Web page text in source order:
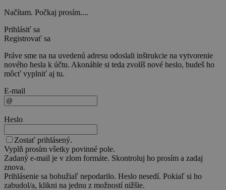
Načítam. Počkaj prosím....
Prihlásiť sa
Registrovať sa
Práve sme na na uvedenú adresu odoslali inštrukcie na vytvorenie
nového hesla k účtu. Akonáhle si teda zvolíš nové heslo, budeš ho
môcť vyplniť aj tu.
E-mail
Heslo
Zostať prihlásený.
Vyplň prosím všetky povinné pole.
Zadaný e-mail je v zlom formáte. Skontroluj ho prosím a zadaj
znova.
Prihlásenie sa bohužiaľ nepodarilo. Heslo nesedí. Pokiaľ si ho
zabudol/a, klikni na jednu z možností nižšie.